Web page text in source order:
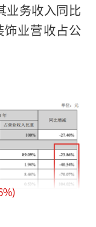
业务收入同比
饰业营收占公
%)